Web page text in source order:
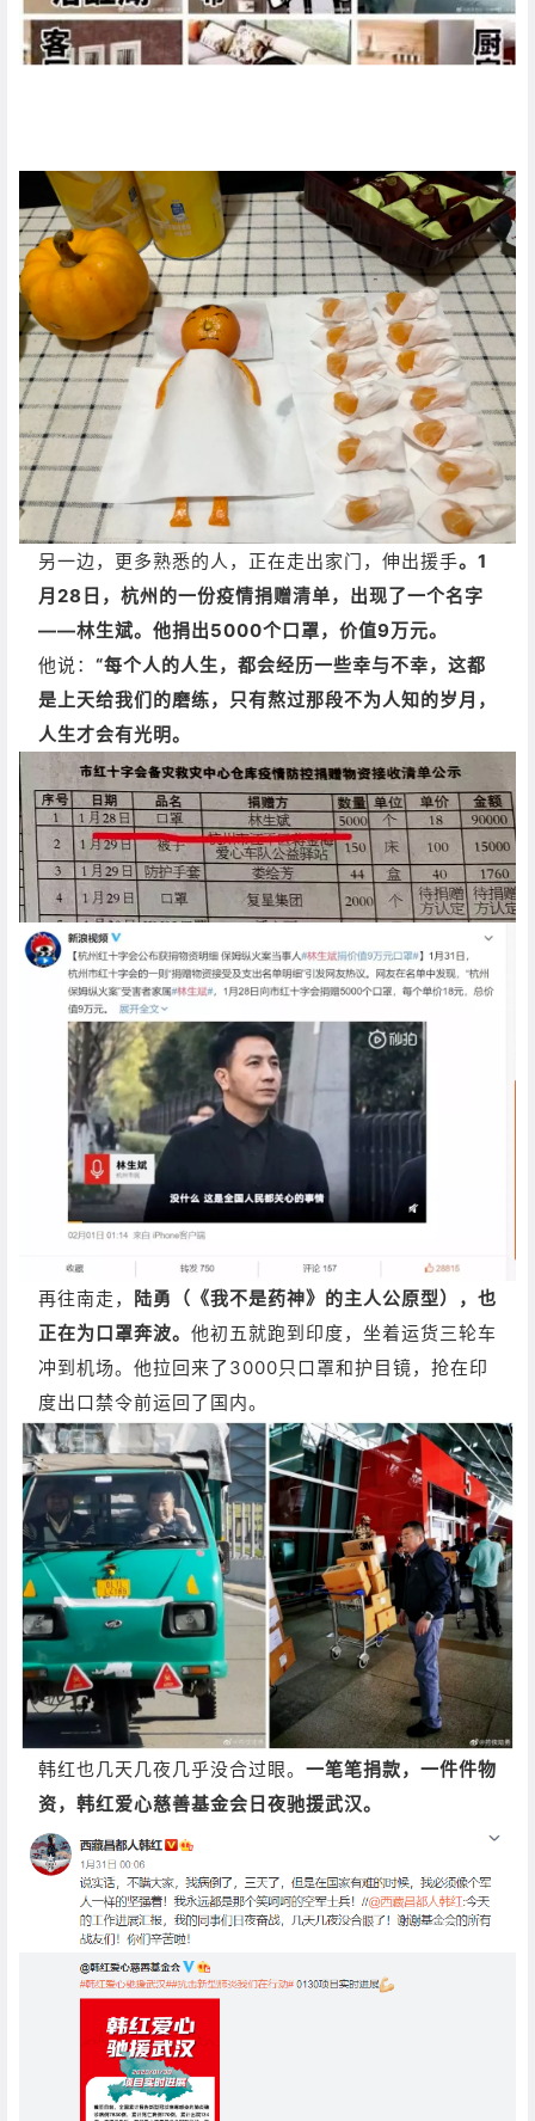
另一边，更多熟悉的人，正在走出家门，伸出援手。1
月28日，杭州的一份疫情捐赠清单，出现了一个名字
——林生斌。 他捐出5000个口罩，价值9万元。
他说： “每个人的人生，都会经历一些幸与不幸，这都
是上天给我们的磨练，只有熬过那段不为人知的岁月，
人生才会有光明。
再往南走，
陆勇（《我不是药神》的主人公原型），也
正在为口罩奔波。 他初五就跑到印度，坐着运货三轮车
冲到机场。他拉回来了3000只口罩和护目镜，抢在印
度出口禁令前运回了国内。
韩红也几天几夜几乎没合过眼。 一笔笔捐款，一件件物
资，韩红爱心慈善基金会日夜驰援武汉。